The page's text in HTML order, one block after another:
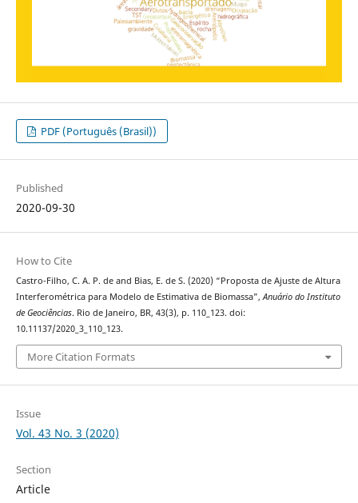
PDF (Português (Brasil))
Published
2020-09-30
How to Cite
Castro-Filho, C. A. P. de and Bias, E. de S. (2020) “Proposta de Ajuste de Altura
Interferométrica para Modelo de Estimativa de Biomassa”, Anuário do Instituto
de Geociências. Rio de Janeiro, BR, 43(3), p. 110_123. doi:
10.11137/2020_3_110_123.
More Citation Formats
Issue
Vol. 43 No. 3 (2020)
Section
Article